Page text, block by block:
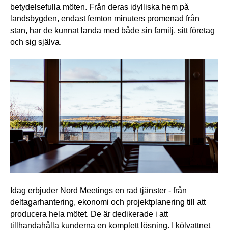
betydelsefulla möten. Från deras idylliska hem på
landsbygden, endast femton minuters promenad från
stan, har de kunnat landa med både sin familj, sitt företag
och sig själva.
Idag erbjuder Nord Meetings en rad tjänster - från
deltagarhantering, ekonomi och projektplanering till att
producera hela mötet. De är dedikerade i att
tillhandahålla kunderna en komplett lösning. I kölvattnet